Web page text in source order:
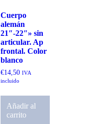
Cuerpo
alemán
21″-22″» sin
articular. Ap
frontal. Color
blanco
€14,50 IVA
incluido
Añadir al
carrito